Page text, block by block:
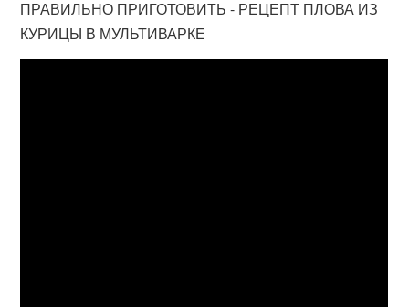
ПРАВИЛЬНО ПРИГОТОВИТЬ - РЕЦЕПТ ПЛОВА ИЗ
КУРИЦЫ В МУЛЬТИВАРКЕ